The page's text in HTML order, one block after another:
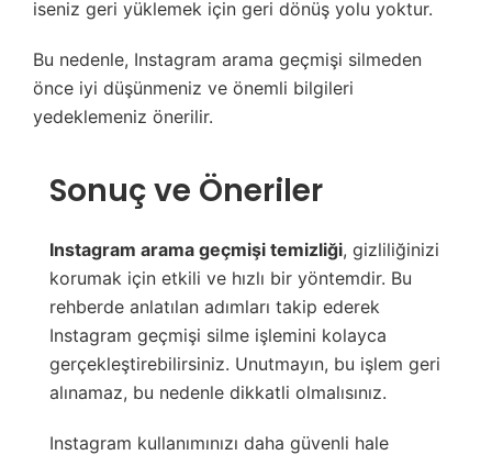
iseniz geri yüklemek için geri dönüş yolu yoktur.
Bu nedenle, Instagram arama geçmişi silmeden
önce iyi düşünmeniz ve önemli bilgileri
yedeklemeniz önerilir.
Sonuç ve Öneriler
Instagram arama geçmişi temizliği, gizliliğinizi
korumak için etkili ve hızlı bir yöntemdir. Bu
rehberde anlatılan adımları takip ederek
Instagram geçmişi silme işlemini kolayca
gerçekleştirebilirsiniz. Unutmayın, bu işlem geri
alınamaz, bu nedenle dikkatli olmalısınız.
Instagram kullanımınızı daha güvenli hale